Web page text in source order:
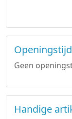
Geen
Handige